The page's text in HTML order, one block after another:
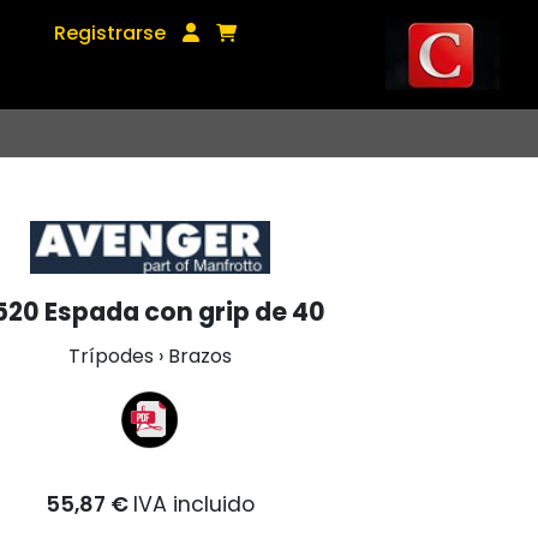
Registrarse
Espada con grip de 40
Trípodes › Brazos
55,87 € IVA incluido